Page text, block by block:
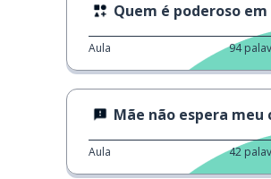
Quem é poderoso em
Aula 94
Mãe não espera meu
Aula 42